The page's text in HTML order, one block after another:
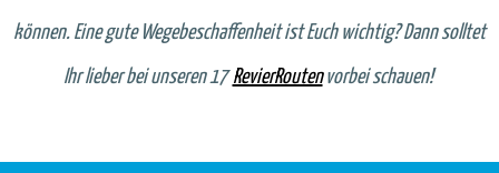
können. Eine gute Wegebeschaffenheit ist Euch wichtig? Dann solltet
Ihr lieber bei unseren 17RevierRoutenvorbei schauen!